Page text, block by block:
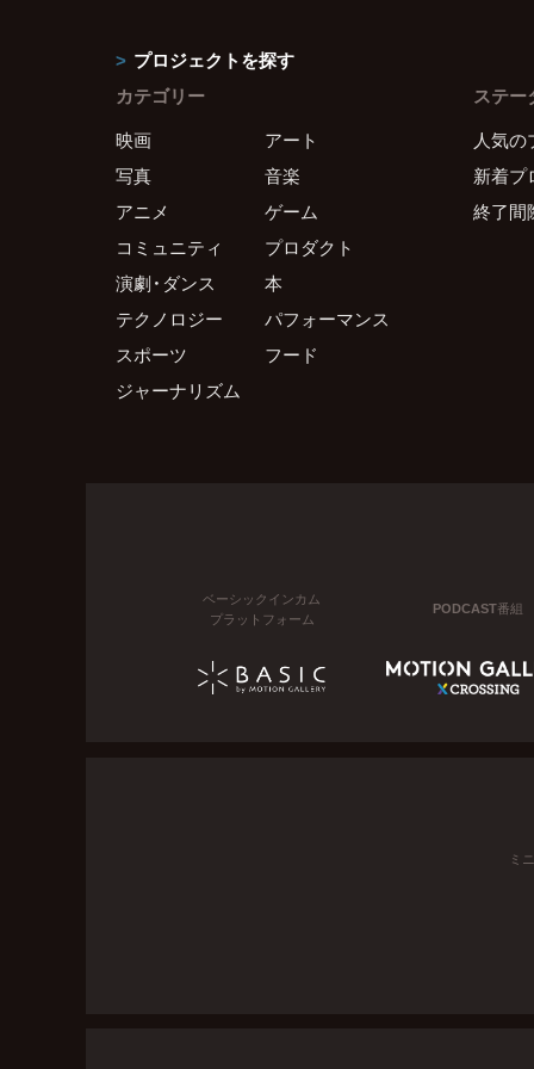
プロジェクトを探す
カテゴリー
映画
アート
写真
音楽
アニメ
ゲーム
コミュニティ
プロダクト
演劇・ダンス
本
テクノロジー
パフォーマンス
スポーツ
フード
ジャーナリズム
ステー
人気の
新着プ
終了間
ベーシックインカム
プラットフォーム
PODCAST番組
ミ